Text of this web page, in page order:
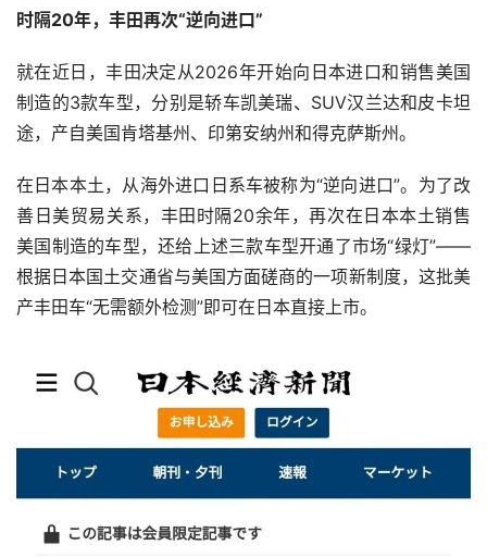
时隔20年，丰田再次“逆向进口”
就在近日，丰田决定从2026年开始向日本进口和销售美国
制造的3款车型，分别是轿车凯美瑞、SUV汉兰达和皮卡坦
途，产自美国肯塔基州、印第安纳州和得克萨斯州。
在日本本土，从海外进口日系车被称为“逆向进口”。为了改
善日美贸易关系，丰田时隔20余年，再次在日本本土销售
美国制造的车型，还给上述三款车型开通了市场“绿灯”——
根据日本国土交通省与美国方面磋商的一项新制度，这批美
产丰田车“无需额外检测”即可在日本直接上市。